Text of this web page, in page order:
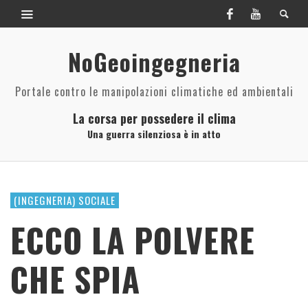
NoGeoingegneria
Portale contro le manipolazioni climatiche ed ambientali
La corsa per possedere il clima
Una guerra silenziosa è in atto
(INGEGNERIA) SOCIALE
ECCO LA POLVERE
CHE SPIA